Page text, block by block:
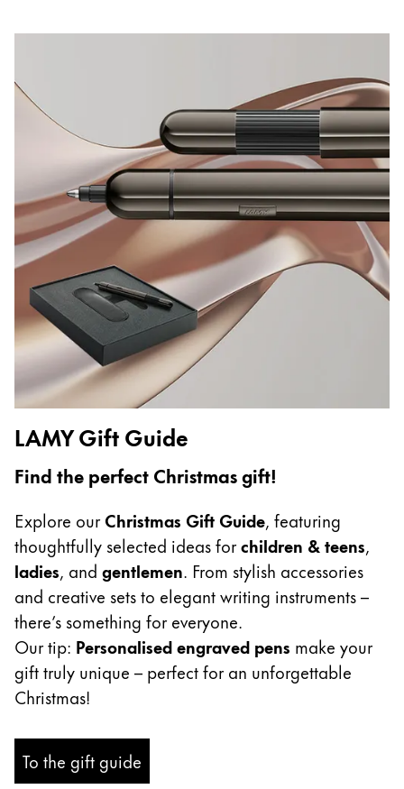
Recharges
Taille de plume
Étuis
Carnets
Cadeaux
Holiday Special
Gift Ideas
Coffrets cadeaux
LAMY pico Lx
Gravure
Inspiration
LAMY Community
LAMY x Kunstpalast
Lettering Workshop
Écriture créative
LAMY Stories
LAMY dialog urushi
Entreprise
Corporate Culture
Qualité
Design
Responsabilité
Esprit pionnier
LAMY Gift Guide
Find the perfect Christmas gift!
Explore ourChristmas Gift Guide, featuring
thoughtfully selected ideas forchildren & teens,
ladies, and gentlemen. From stylish accessories
and creative sets to elegant writing instruments –
there’s something for everyone.
Our tip: Personalised engraved pens make your
gift truly unique – perfect for an unforgettable
Christmas!
To the gift guide